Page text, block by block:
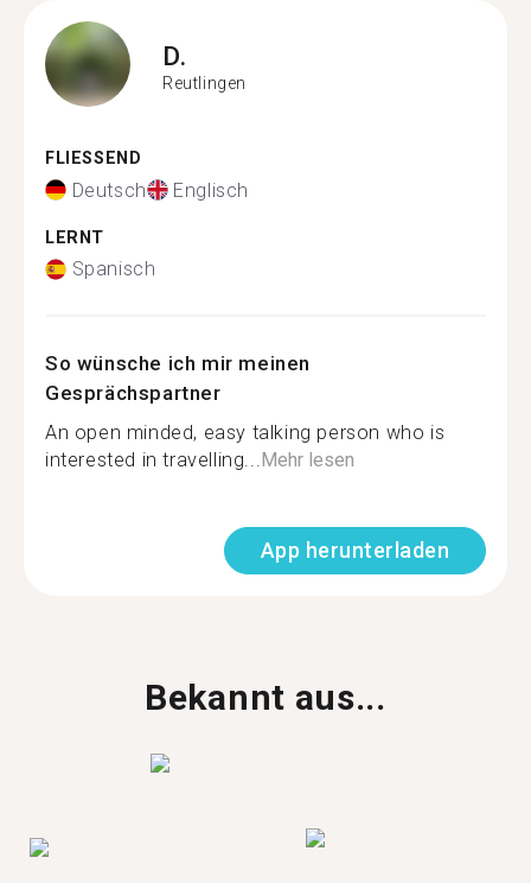
D.
Reutlingen
FLIESSEND
Deutsch Englisch
LERNT
Spanisch
So wünsche ich mir meinen
Gesprächspartner
An open minded, easy talking person who is
interested in travelling...Mehr lesen
App herunterladen
Bekannt aus...